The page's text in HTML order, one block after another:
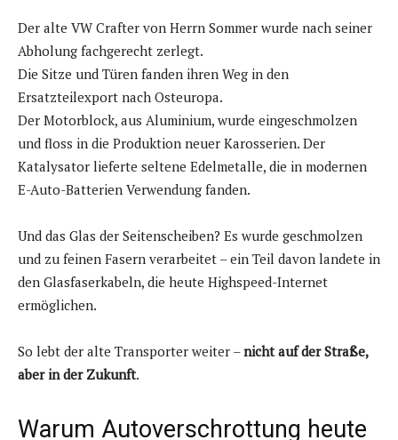
Der alte VW Crafter von Herrn Sommer wurde nach seiner
Abholung fachgerecht zerlegt.
Die Sitze und Türen fanden ihren Weg in den
Ersatzteilexport nach Osteuropa.
Der Motorblock, aus Aluminium, wurde eingeschmolzen
und floss in die Produktion neuer Karosserien. Der
Katalysator lieferte seltene Edelmetalle, die in modernen
E-Auto-Batterien Verwendung fanden.
Und das Glas der Seitenscheiben? Es wurde geschmolzen
und zu feinen Fasern verarbeitet – ein Teil davon landete in
den Glasfaserkabeln, die heute Highspeed-Internet
ermöglichen.
So lebt der alte Transporter weiter –nicht auf der Straße,
aber in der Zukunft.
Warum Autoverschrottung heute